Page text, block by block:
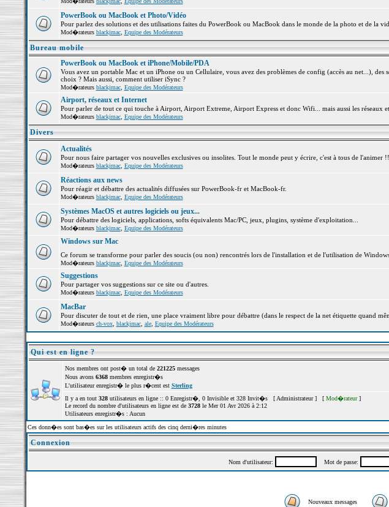
PowerBook ou MacBook et Photo/Vidéo
Pour parlez des solutions et des utilisations faites du PowerBook ou MacBook dans le monde de la photo et de la
Mod�rateurs blackjmac, Equipe des Modérateurs
Bureau mobile
PowerBook ou MacBook et iPhone/Mobile/PDA
Vous avez un portable Mac et un iPhone ou un Cellulaire, vous avez des problèmes de config (accès au net...),
choix ? Mais aussi, comment utiliser iSync ?
Mod�rateurs blackjmac, Equipe des Modérateurs
Airport, réseaux et Internet
Pour parler de tout ce qui touche à Airport, Airport Extreme, Airport Express et donc Wifi... mais aussi les réseaux
Mod�rateurs blackjmac, Equipe des Modérateurs
Divers
Actualités
Pour nous faire partager vos nouvelles exclusives ou insolites. Tout le monde peut y écrire, c'est à tous de l'animer !!
Mod�rateurs blackjmac, Equipe des Modérateurs
Réactions aux news
Pour réagir et débattre des actualités diffusées sur PowerBook-fr et MacBook-fr.
Mod�rateurs blackjmac, Equipe des Modérateurs
Systèmes MacOS et autres logiciels ou jeux...
Pour débattre des logiciels, applications, softs équivalents Mac/PC, jeux, plugins, système d'exploitation...
Mod�rateurs blackjmac, Equipe des Modérateurs
Windows sur Mac
Ce forum se transforme pour parler des soucis (ou non) rencontrés lors de l'installation et de l'utilisation de
Mod�rateurs blackjmac, Equipe des Modérateurs
Suggestions
Pour partager vos suggestions sur ce site ou d'autres.
Mod�rateurs blackjmac, Equipe des Modérateurs
MacBar
Pour discuter de tout et de rien, une place vraiment libre pour débattre (dans le respect de la net étiquette quand
Mod�rateurs ch-vox, blackjmac, ale, Equipe des Modérateurs
Qui est en ligne ?
Nos membres ont post� un total de 221225messages
Nous avons 6368membres enregistr�s
L'utilisateur enregistr� le plus r�cent est Sterling
Il y a en tout 328utilisateurs en ligne :: 0 Enregistr�, 0 Invisible et 328 Invit�s [ Administrateur] [ Mod�rateur]
Le record du nombre d'utilisateurs en ligne est de 3728le Mer 01 Avr 2026 à 2:12
Utilisateurs enregistr�s : Aucun
Ces donn�es sont bas�es sur les utilisateurs actifs des cinq derni�res minutes
Connexion
Nom d'utilisateur: Mot de passe:
Nouveaux messages